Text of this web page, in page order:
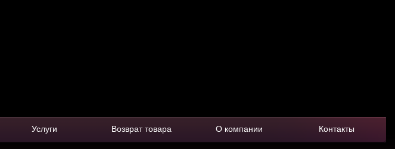
Услуги Возврат товара О компании Контакты